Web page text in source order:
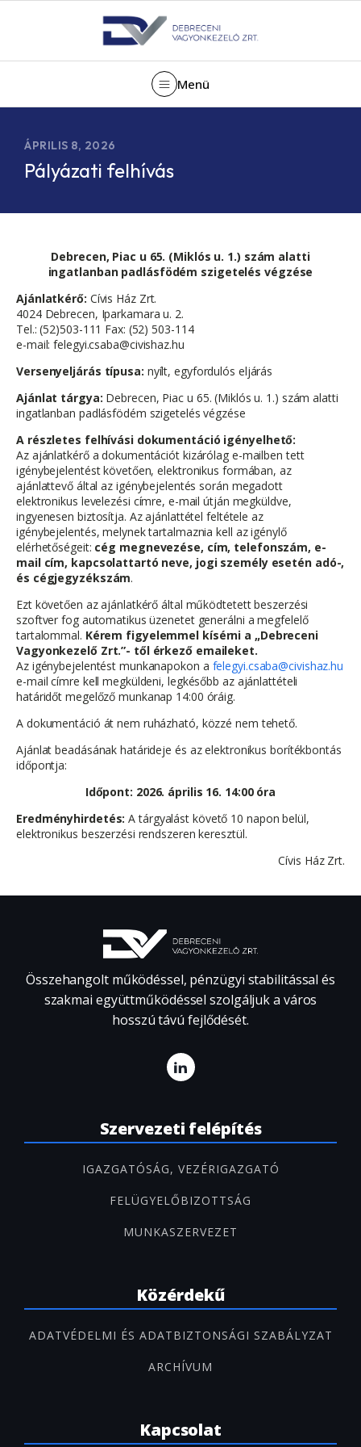
Menü
ÁPRILIS 8, 2026
Pályázati felhívás
Debrecen, Piac u 65. (Miklós u. 1.) szám alatti
ingatlanban padlásfödém szigetelés végzése
Ajánlatkérő: Cívis Ház Zrt.
4024 Debrecen, Iparkamara u. 2.
Tel.: (52)503-111 Fax: (52) 503-114
e-mail: felegyi.csaba@civishaz.hu
Versenyeljárás típusa: nyílt, egyfordulós eljárás
Ajánlat tárgya: Debrecen, Piac u 65. (Miklós u. 1.) szám alatti
ingatlanban padlásfödém szigetelés végzése
A részletes felhívási dokumentáció igényelhető:
Az ajánlatkérő a dokumentációt kizárólag e-mailben tett
igénybejelentést követően, elektronikus formában, az
ajánlattevő által az igénybejelentés során megadott
elektronikus levelezési címre, e-mail útján megküldve,
ingyenesen biztosítja. Az ajánlattétel feltétele az
igénybejelentés, melynek tartalmaznia kell az igénylő
elérhetőségeit: cég megnevezése, cím, telefonszám, e-
mail cím, kapcsolattartó neve, jogi személy esetén adó-,
és cégjegyzékszám.
Ezt követően az ajánlatkérő által működtetett beszerzési
szoftver fog automatikus üzenetet generálni a megfelelő
tartalommal. Kérem figyelemmel kísérni a „Debreceni
Vagyonkezelő Zrt.”- től érkező emaileket.
Az igénybejelentést munkanapokon a felegyi.csaba@civishaz.hu
e-mail címre kell megküldeni, legkésőbb az ajánlattételi
határidőt megelőző munkanap 14:00 óráig.
A dokumentáció át nem ruházható, közzé nem tehető.
Ajánlat beadásának határideje és az elektronikus borítékbontás
időpontja:
Időpont: 2026. április 16. 14:00 óra
Eredményhirdetés: A tárgyalást követő 10 napon belül,
elektronikus beszerzési rendszeren keresztül.
Cívis Ház Zrt.
Összehangolt működéssel, pénzügyi stabilitással és
szakmai együttműködéssel szolgáljuk a város
hosszú távú fejlődését.
Szervezeti felépítés
IGAZGATÓSÁG, VEZÉRIGAZGATÓ
FELÜGYELŐBIZOTTSÁG
MUNKASZERVEZET
Közérdekű
ADATVÉDELMI ÉS ADATBIZTONSÁGI SZABÁLYZAT
ARCHÍVUM
Kapcsolat